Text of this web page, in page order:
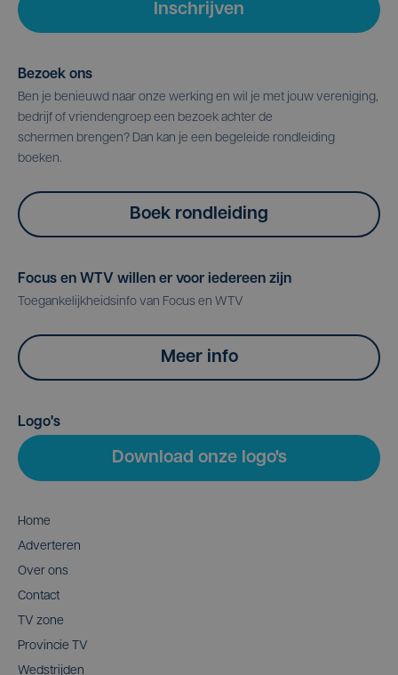
Inschrijven
Bezoek ons
Ben je benieuwd naar onze werking en wil je met jouw vereniging,
bedrijf of vriendengroep een bezoek achter de
schermen brengen? Dan kan je een begeleide rondleiding
boeken.
Boek rondleiding
Focus en WTV willen er voor iedereen zijn
Toegankelijkheidsinfo van Focus en WTV
Meer info
Logo's
Download onze logo's
Home
Adverteren
Over ons
Contact
TV zone
Provincie TV
Wedstrijden